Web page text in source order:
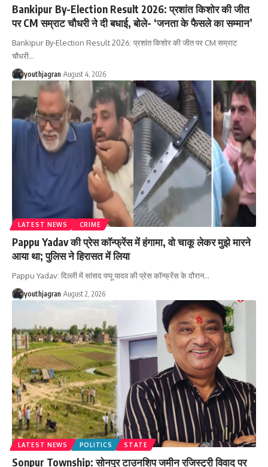
Bankipur By-Election Result 2026: प्रशांत किशोर की जीत
पर CM सम्राट चौधरी ने दी बधाई, बोले- ‘जनता के फैसले का सम्मान’
Bankipur By-Election Result 2026: प्रशांत किशोर की जीत पर CM सम्राट
चौधरी…
youthjagran August 4, 2026
LATEST NEWS CRIME
Pappu Yadav की प्रेस कॉन्फ्रेंस में हंगामा, वो चाकू लेकर मुझे मारने
आया था; पुलिस ने हिरासत में लिया
Pappu Yadav: दिल्ली में सांसद पप्पू यादव की प्रेस कॉन्फ्रेंस के दौरान…
youthjagran August 2, 2026
LATEST NEWS POLITICS STATE
Sonpur Township: सोनपुर टाउनशिप जमीन रजिस्ट्री विवाद पर